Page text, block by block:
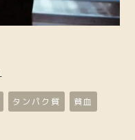
タンパク質 貧血